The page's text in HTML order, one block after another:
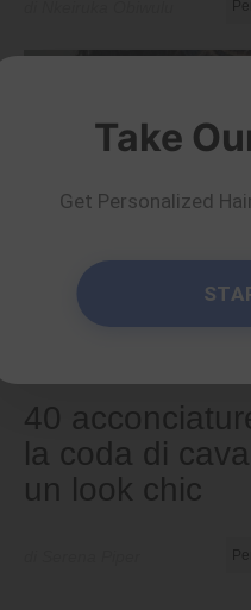
40
la coda di
un look chic
Take
Get Personalized